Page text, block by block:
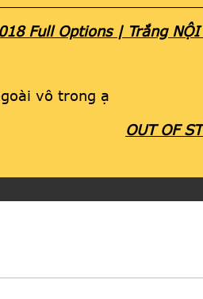
Full Options | Trắng
vô trong ạ
OUT OF